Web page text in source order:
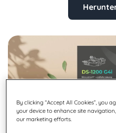
By clicking “Accept All Cookies”, you
your device to enhance site
our marketing efforts.